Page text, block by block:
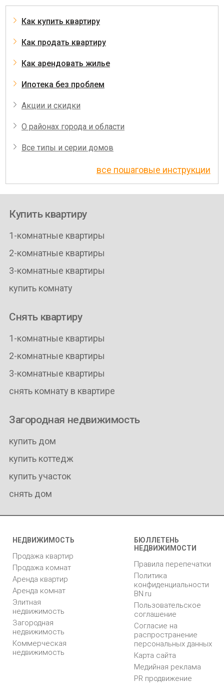
Как купить квартиру
Как продать квартиру
Как арендовать жилье
Ипотека без проблем
Акции и скидки
О районах города и области
Все типы и серии домов
все пошаговые инструкции
Купить квартиру
1-комнатные квартиры
2-комнатные квартиры
3-комнатные квартиры
купить комнату
Снять квартиру
1-комнатные квартиры
2-комнатные квартиры
3-комнатные квартиры
снять комнату в квартире
Загородная недвижимость
купить дом
купить коттедж
купить участок
снять дом
НЕДВИЖИМОСТЬ
Продажа квартир
Продажа комнат
Аренда квартир
Аренда комнат
Элитная
недвижимость
Загородная
недвижимость
Коммерческая
недвижимость
БЮЛЛЕТЕНЬ
НЕДВИЖИМОСТИ
Правила перепечатки
Политика
конфиденциальности
BN.ru
Пользовательское
соглашение
Согласие на
распространение
персональных данных
Карта сайта
Медийная реклама
PR продвижение